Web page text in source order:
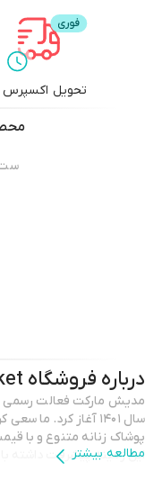
تحویل اکسپرس
ست
درباره فروشگاه
مدیش مارکت فعالت رسمی
سال ۱۴۰۱
پوشاک زنانه متنوع و با
این زمینه پیشرفت داشته
مطالعه بیشتر